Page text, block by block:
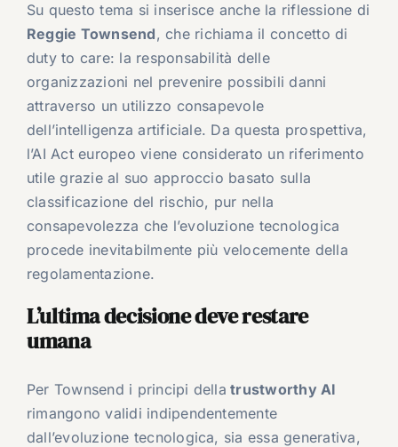
Su questo tema si inserisce anche la riflessione di
Reggie Townsend, che richiama il concetto di
duty to care: la responsabilità delle
organizzazioni nel prevenire possibili danni
attraverso un utilizzo consapevole
dell’intelligenza artificiale. Da questa prospettiva,
l’AI Act europeo viene considerato un riferimento
utile grazie al suo approccio basato sulla
classificazione del rischio, pur nella
consapevolezza che l’evoluzione tecnologica
procede inevitabilmente più velocemente della
regolamentazione.
L’ultima decisione deve restare
umana
Per Townsend i principi della trustworthy AI
rimangono validi indipendentemente
dall’evoluzione tecnologica, sia essa generativa,